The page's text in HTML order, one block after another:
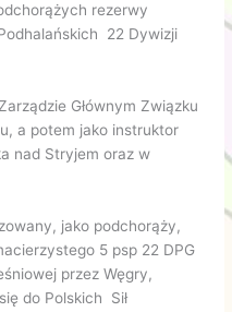
rezerwy
22 Dywizji
Głównym Związku
a potem jako instruktor
nad Stryjem oraz w
jako podchorąży,
5 psp 22 DPG
przez Węgry,
do Polskich Sił